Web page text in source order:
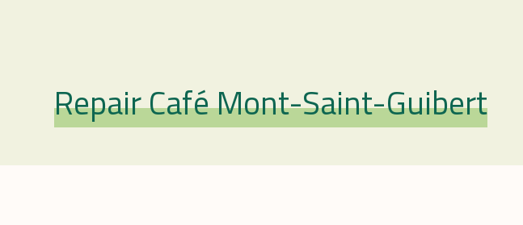
Repair Café
Repair Café Mont-Saint-Guibert